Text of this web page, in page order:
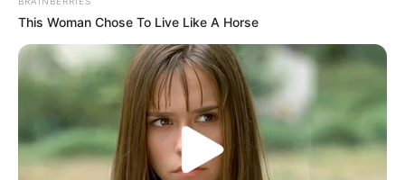
Une quarantaine depronostics de la meilleure presse du
PMU à consulter ici!
This Woman Chose To Live Like A Horse